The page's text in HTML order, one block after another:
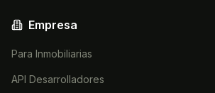
Empresa
Para Inmobiliarias
API Desarrolladores